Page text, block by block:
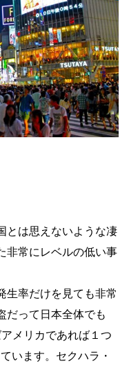
とは思えないような凄
非常にレベルの低い事
率だけを見ても非常
だって日本全体でも
メリカであれば１つ
います。セクハラ・